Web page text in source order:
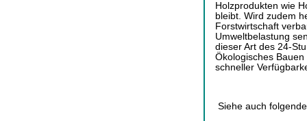
Holzprodukten wie
bleibt. Wird zudem
Forstwirtschaft
Umweltbelastung
dieser Art des 24-
Ökologisches
schneller
Siehe auch